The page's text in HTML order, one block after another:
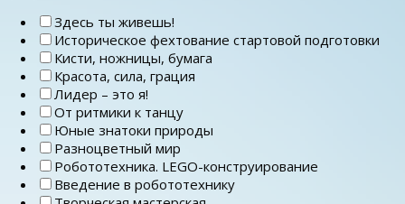
Здесь ты живешь!
Историческое фехтование стартовой подготовки
Кисти, ножницы, бумага
Красота, сила, грация
Лидер – это я!
От ритмики к танцу
Юные знатоки природы
Разноцветный мир
Робототехника. LEGO-конструирование
Введение в робототехнику